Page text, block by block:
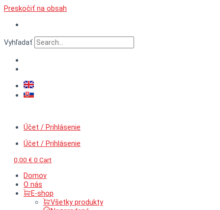
Preskočiť na obsah
Vyhľadať
Účet / Prihlásenie
Účet / Prihlásenie
0,00 € 0 Cart
Domov
O nás
E-shop
Všetky produkty